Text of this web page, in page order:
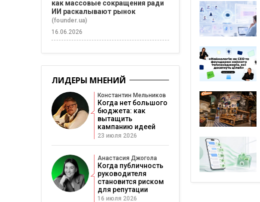
как массовые сокращения ради
ИИ раскалывают рынок
(founder.ua)
16.06.2026
ЛИДЕРЫ МНЕНИЙ
Константин Мельников
Когда нет большого
бюджета: как
вытащить
кампанию идеей
23 июля 2026
Анастасия Джогола
Когда публичность
руководителя
становится риском
для репутации
16 июля 2026